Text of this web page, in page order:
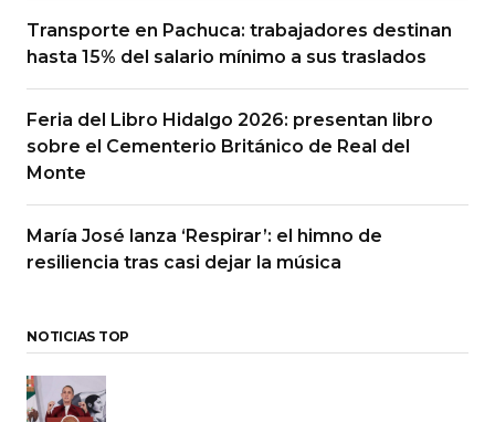
Transporte en Pachuca: trabajadores destinan
hasta 15% del salario mínimo a sus traslados
Feria del Libro Hidalgo 2026: presentan libro
sobre el Cementerio Británico de Real del
Monte
María José lanza ‘Respirar’: el himno de
resiliencia tras casi dejar la música
NOTICIAS TOP